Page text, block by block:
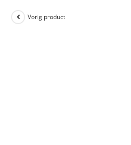
Vorig product